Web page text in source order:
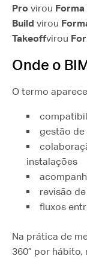
Pro virou
Build virou
Takeoffvirou
Onde o
O termo
gestão de
instalações
revisão
fluxos
Na prática de
360” por